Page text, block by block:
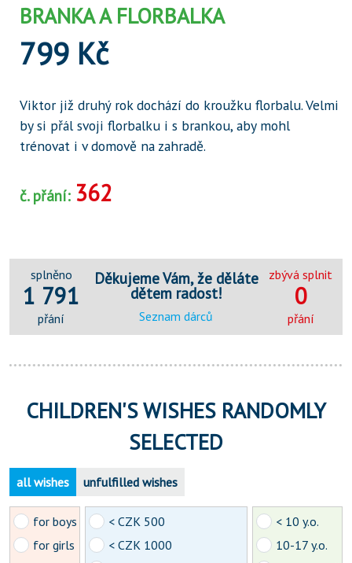
BRANKA A FLORBALKA
799 Kč
Viktor již druhý rok dochází do kroužku florbalu. Velmi
by si přál svoji florbalku i s brankou, aby mohl
trénovat i v domově na zahradě.
č. přání: 362
splněno
1 791
přání
Děkujeme Vám, že děláte
dětem radost!
Seznam dárců
zbývá splnit
0
přání
CHILDREN'S WISHES RANDOMLY
SELECTED
all wishes unfulfilled wishes
for boys
for girls
< CZK 500
< CZK 1000
< 10 y.o.
10-17 y.o.